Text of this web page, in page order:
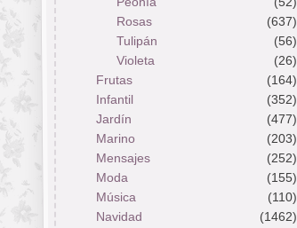
Rosas
(637)
Tulipán
(56)
Violeta
(26)
Frutas
(164)
Infantil
(352)
Jardín
(477)
Marino
(203)
Mensajes
(252)
Moda
(155)
Música
(110)
Navidad
(1462)